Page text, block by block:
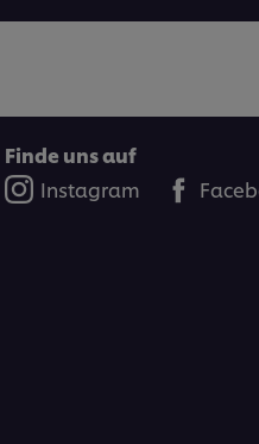
Finde uns auf
Instagram